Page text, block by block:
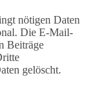
nötigen Daten
Die E-Mail-
Beiträge
gelöscht.